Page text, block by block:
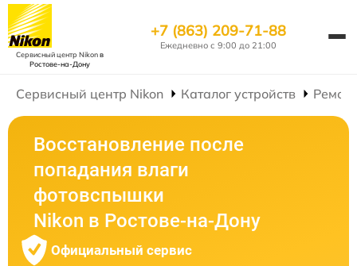
Сервисный центр Nikonв
Ростове-на-Дону
+7 (863) 209-71-88
Ежедневно с 9:00 до 21:00
Сервисный центр Nikon Каталог устройств
Восстановление после
попадания влаги
фотовспышки
Nikon в Ростове-на-Дону
Официальный сервис